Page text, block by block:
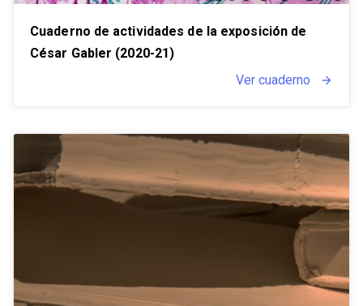
Cuaderno de actividades de la exposición de
César Gabler (2020-21)
Ver cuaderno
arrow_forward